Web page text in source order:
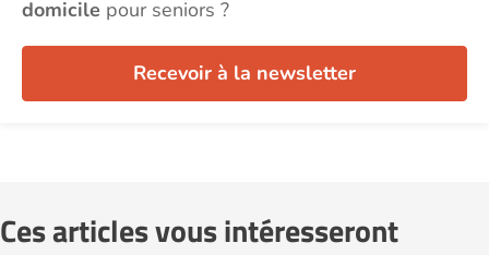
domicile pour seniors ?
Recevoir à la newsletter
Ces articles vous intéresseront